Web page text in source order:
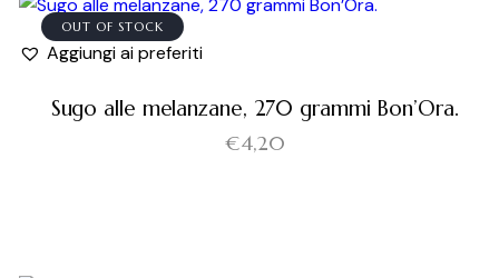
OUT OF STOCK
Aggiungi ai preferiti
Sugo alle melanzane, 270 grammi Bon’Ora.
€4,20